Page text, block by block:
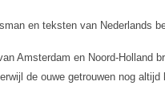
en teksten van Nederlands
Amsterdam en Noord-Holland
de ouwe getrouwen nog